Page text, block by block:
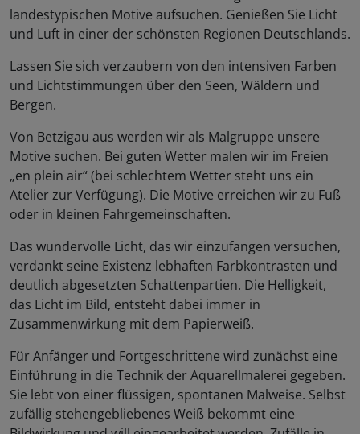
landestypischen Motive aufsuchen. Genießen Sie Licht
und Luft in einer der schönsten Regionen Deutschlands.
Lassen Sie sich verzaubern von den intensiven Farben
und Lichtstimmungen über den Seen, Wäldern und
Bergen.
Von Betzigau aus werden wir als Malgruppe unsere
Motive suchen. Bei guten Wetter malen wir im Freien
„en plein air“ (bei schlechtem Wetter steht uns ein
Atelier zur Verfügung). Die Motive erreichen wir zu Fuß
oder in kleinen Fahrgemeinschaften.
Das wundervolle Licht, das wir einzufangen versuchen,
verdankt seine Existenz lebhaften Farbkontrasten und
deutlich abgesetzten Schattenpartien. Die Helligkeit,
das Licht im Bild, entsteht dabei immer in
Zusammenwirkung mit dem Papierweiß.
Für Anfänger und Fortgeschrittene wird zunächst eine
Einführung in die Technik der Aquarellmalerei gegeben.
Sie lebt von einer flüssigen, spontanen Malweise. Selbst
zufällig stehengebliebenes Weiß bekommt eine